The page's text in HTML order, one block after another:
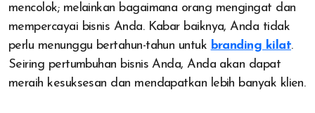
mencolok; melainkan bagaimana orang mengingat dan
mempercayai bisnis Anda. Kabar baiknya, Anda tidak
perlu menunggu bertahun-tahun untuk branding kilat.
Seiring pertumbuhan bisnis Anda, Anda akan dapat
meraih kesuksesan dan mendapatkan lebih banyak klien.